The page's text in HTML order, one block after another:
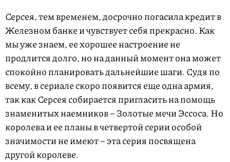
Серсея, тем временем, досрочно погасила кредит в
Железном банке и чувствует себя прекрасно. Как
мы уже знаем, ее хорошее настроение не
продлится долго, но на данный момент она может
спокойно планировать дальнейшие шаги. Судя по
всему, в сериале скоро появится еще одна армия,
так как Серсея собирается пригласить на помощь
знаменитых наемников – Золотые мечи Эссоса. Но
королева и ее планы в четвертой серии особой
значимости не имеют – эта серия посвящена
другой королеве.